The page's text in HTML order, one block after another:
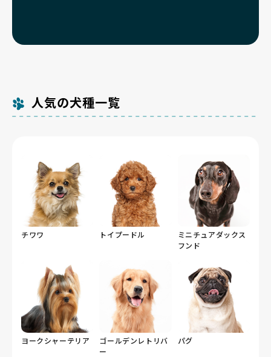
人気の犬種一覧
チワワ トイプードル
ミニチュアダックス
フンド
ヨークシャーテリア
ゴールデンレトリバ
ー
パグ